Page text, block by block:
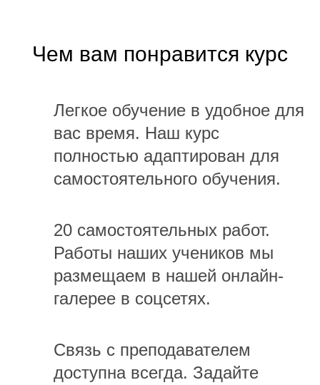
Чем вам понравится курс
Легкое обучение в удобное для
вас время. Наш курс
полностью адаптирован для
самостоятельного обучения.
20 самостоятельных работ.
Работы наших учеников мы
размещаем в нашей онлайн-
галерее в соцсетях.
Связь с преподавателем
доступна всегда. Задайте